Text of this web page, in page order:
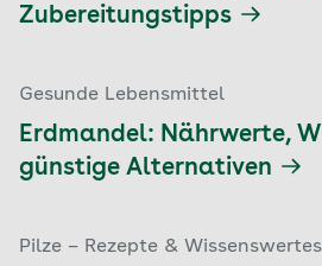
Zubereitungstipps
Gesunde Lebensmittel
Erdmandel: Nährwerte,
günstige Alternativen
Pilze – Rezepte & Wissenswertes